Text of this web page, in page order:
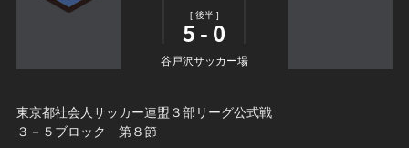
[ 後半 ]
5 - 0
谷戸沢サッカー場
東京都社会人サッカー連盟３部リーグ公式戦
３－５ブロック 第８節